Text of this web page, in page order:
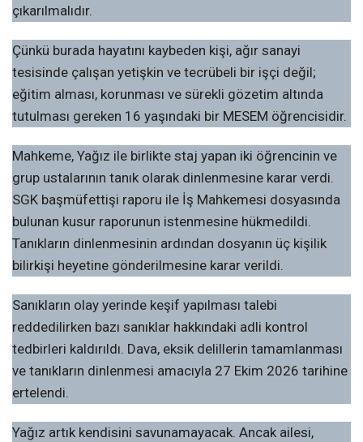
çıkarılmalıdır.
Çünkü burada hayatını kaybeden kişi, ağır sanayi
tesisinde çalışan yetişkin ve tecrübeli bir işçi değil;
eğitim alması, korunması ve sürekli gözetim altında
tutulması gereken 16 yaşındaki bir MESEM öğrencisidir.
Mahkeme, Yağız ile birlikte staj yapan iki öğrencinin ve
grup ustalarının tanık olarak dinlenmesine karar verdi.
SGK başmüfettişi raporu ile İş Mahkemesi dosyasında
bulunan kusur raporunun istenmesine hükmedildi.
Tanıkların dinlenmesinin ardından dosyanın üç kişilik
bilirkişi heyetine gönderilmesine karar verildi.
Sanıkların olay yerinde keşif yapılması talebi
reddedilirken bazı sanıklar hakkındaki adli kontrol
tedbirleri kaldırıldı. Dava, eksik delillerin tamamlanması
ve tanıkların dinlenmesi amacıyla 27 Ekim 2026 tarihine
ertelendi.
Yağız artık kendisini savunamayacak. Ancak ailesi,